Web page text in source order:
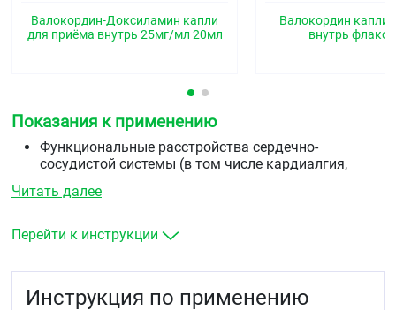
Валокордин-Доксиламин капли
для приёма внутрь 25мг/мл 20мл
Валокордин капли
внутрь
Показания к применению
Функциональные расстройства сердечно-
сосудистой системы (в том числе кардиалгия,
неврозы, сопровождающиеся
бессонница (затруднение засыпания);
Читать далее
Перейти к инструкции
Инструкция по применению